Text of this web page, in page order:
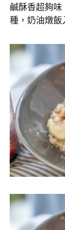
鹹酥香超夠
種，奶油燉飯